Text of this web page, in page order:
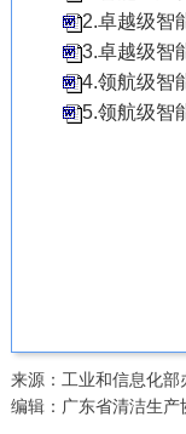
2.卓越级智
3.卓越级智
4.领航级智
5.领航级智
来源：工业和信息化部
编辑：广东省清洁生产